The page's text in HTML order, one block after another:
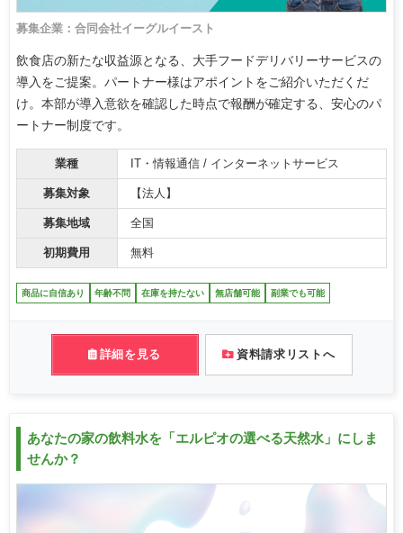
募集企業：合同会社イーグルイースト
飲食店の新たな収益源となる、大手フードデリバリーサービスの
導入をご提案。パートナー様はアポイントをご紹介いただくだ
け。本部が導入意欲を確認した時点で報酬が確定する、安心のパ
ートナー制度です。
業種 IT・情報通信 / インターネットサービス
募集対象 【法人】
募集地域 全国
初期費用 無料
商品に自信あり 年齢不問 在庫を持たない 無店舗可能 副業でも可能
詳細を見る 資料請求リストへ
あなたの家の飲料水を「エルピオの選べる天然水」にしま
せんか？